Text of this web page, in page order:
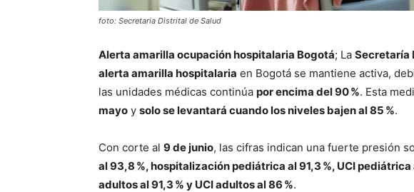
foto: Secretaria Distrital de Salud
Alerta amarilla ocupación hospitalaria Bogotá; La Secretaría
alerta amarilla hospitalaria en Bogotá se mantiene activa,
las unidades médicas continúa por encima del 90 %. Esta
mayo y solo se levantará cuando los niveles bajen al 85 %.
Con corte al 9 de junio, las cifras indican una fuerte presión
al 93,8 %, hospitalización pediátrica al 91,3 %, UCI
adultos al 91,3 % y UCI adultos al 86 %.